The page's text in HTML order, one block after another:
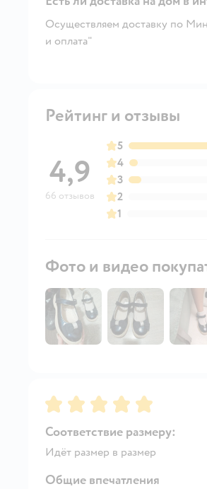
Осуществляем доставку по
и оплата"
Рейтинг и отзывы
4,9
66 отзывов
5
4
3
2
1
Фото и видео
Рейтинг:5
Соответствие размеру:
Идёт размер в размер
Общие впечатления